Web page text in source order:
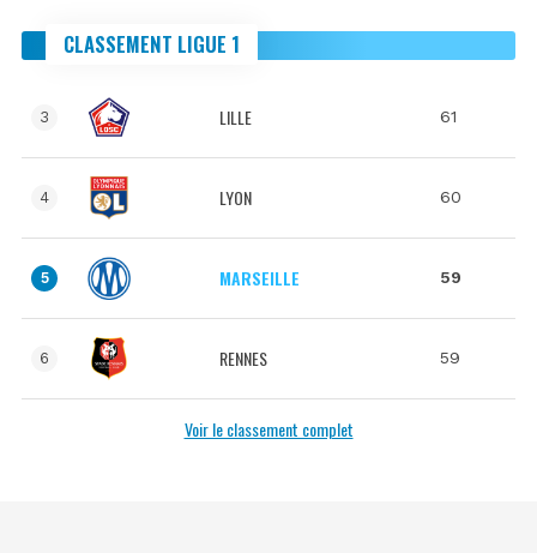
CLASSEMENT LIGUE 1
3 LILLE 61
4 LYON 60
5 MARSEILLE 59
6 RENNES 59
Voir le classement complet